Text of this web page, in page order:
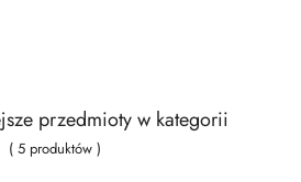
przedmioty w kategorii
( 5 produktów )